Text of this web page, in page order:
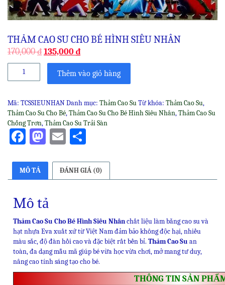
THẢM CAO SU CHO BÉ HÌNH SIÊU NHÂN
170,000₫ 135,000 ₫
Thảm
Bé
Hình
Siêu
Nhân
Thêm vào giỏ hàng
Mã: TCSSIEUNHANDanh mục: Thảm Cao SuTừ khóa: Thảm Cao Su,
Thảm Cao Su Cho Bé,Thảm Cao Su Cho Bé Hình Siêu Nhân,Thảm Cao Su
Chống Trơn,Thảm Cao Su Trải Sàn
Facebook
Mastodon
Email
MÔ TẢ ĐÁNH GIÁ (0)
Mô tả
Thảm Cao Su Cho Bé Hình Siêu Nhânchất liệu làm bằng cao su và
hạt nhựa Eva xuất xứ từ Việt Nam đảm bảo không độc hại, nhiều
màu sắc, độ đàn hồi cao và đặc biệt rất bền bỉ. Thảm Cao Su an
toàn, đa dạng mẫu mã giúp bé vừa học vừa chơi, mở mang tư duy,
nâng cao tính sáng tạo cho bé.
THÔNG TIN SẢN